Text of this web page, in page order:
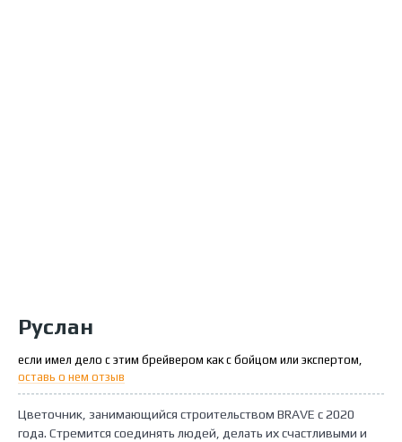
Руслан
если имел дело с этим брейвером как с бойцом или экспертом,
оставь о нем отзыв
Цветочник, занимающийся строительством BRAVE с 2020
года. Стремится соединять людей, делать их счастливыми и